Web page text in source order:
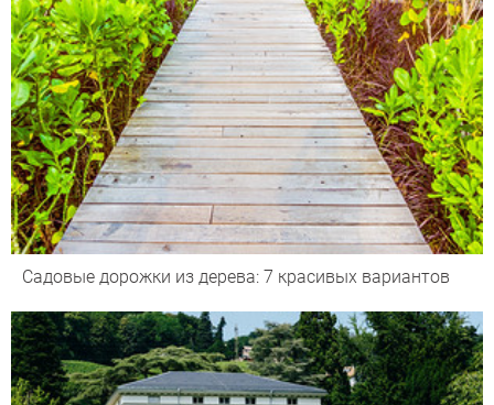
Садовые дорожки из дерева: 7 красивых вариантов